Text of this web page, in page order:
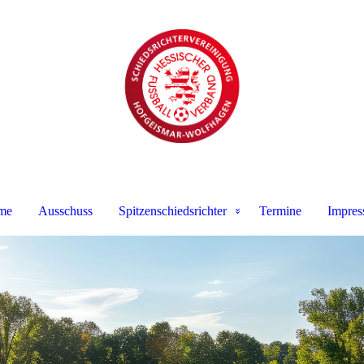
Ausschuss Spitzenschiedsrichter Termine